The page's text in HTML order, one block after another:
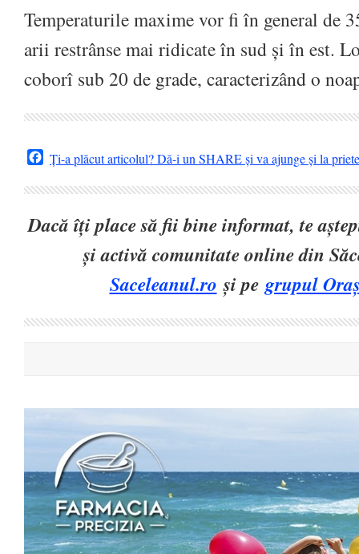
Temperaturile maxime vor fi în general de
arii restrânse mai ridicate în sud și în est.
coborî sub 20 de grade, caracterizând o
Facebook
Ți-a plăcut articolul? Dă-i un SHARE și va ajunge și la
Dacă îți place să fii bine informat, te
și activă comunitate online din
Saceleanul.ro și pegrupul